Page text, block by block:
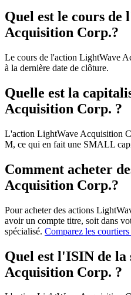
Quel est le cours
Acquisition Corp.?
Le cours de l'action LightWave
à la dernière date de clôture.
Quelle est la
Acquisition Corp. ?
L'action LightWave Acquisition
M, ce qui en fait une SMALL
Comment acheter
Acquisition Corp.?
Pour acheter des actions
avoir un compte titre, soit dans
spécialisé. Comparez les
Quel est l'ISIN de la
Acquisition Corp. ?